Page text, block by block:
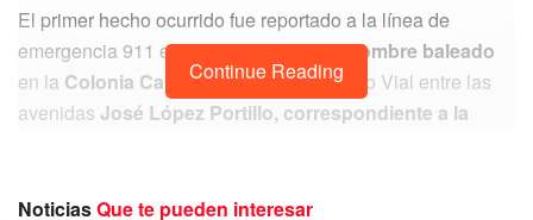
El primer hecho ocurrido fue reportado a la línea de
emergencia 911 el cual señalaba aun hombre baleado
en la Colonia Carabanchel,sobre el Arco Vial entre las
avenidas José López Portillo, correspondiente a la
Continue Reading
NoticiasQue te pueden interesar